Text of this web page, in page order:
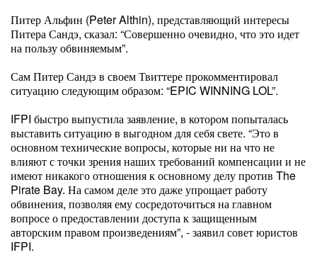
Питер Альфин (Peter Althin), представляющий интересы
Питера Сандэ, сказал: “Совершенно очевидно, что это идет
на пользу обвиняемым”.
Сам Питер Сандэ в своем Твиттере прокомментировал
ситуацию следующим образом: “EPIC WINNING LOL”.
IFPI быстро выпустила заявление, в котором попыталась
выставить ситуацию в выгодном для себя свете. “Это в
основном технические вопросы, которые ни на что не
влияют с точки зрения наших требований компенсации и не
имеют никакого отношения к основному делу против The
Pirate Bay. На самом деле это даже упрощает работу
обвинения, позволяя ему сосредоточиться на главном
вопросе о предоставлении доступа к защищенным
авторским правом произведениям”, - заявил совет юристов
IFPI.